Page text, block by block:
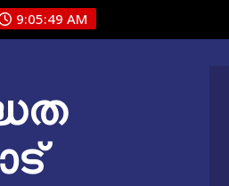
9:05:50 AM